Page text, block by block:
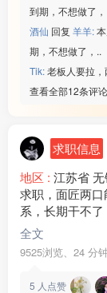
到期，不想做了
酒仙 回复 羊羊:
期，不想做了，..
Tik:老板人要拉
查看全部12条评论
求职信息
地区 : 江苏省
求职，面匠两
系，长期干不
全文
9525浏览、 24 分
5 人点赞